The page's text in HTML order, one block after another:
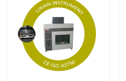
Macchina di prova universale
macchina di prove ambientali